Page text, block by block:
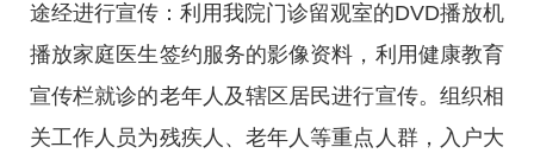
途经进行宣传：利用我院门诊留观室的DVD播放机
播放家庭医生签约服务的影像资料，利用健康教育
宣传栏就诊的老年人及辖区居民进行宣传。组织相
关工作人员为残疾人、老年人等重点人群，入户大